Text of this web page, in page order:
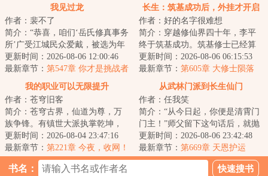
我见过龙
作者：裴不了
简介：“恭喜，咱们‘岳氏修真事务
所’广受江城民众爱戴，被选为年
度最佳修真机构。岳大师能不能
给大家分...
更新时间：2026-08-06 12:00:46
最新章节： 第547章 你才是挑战者
【求月票！】
长生：筑基成功后，外挂才开启
作者：好的名字很难想
简介：穿越修仙界四十年，李平
终于筑基成功。筑基修士已经算
是修仙界的中层。李平深知以自
己的三灵根资质...
更新时间：2026-08-06 06:15:53
最新章节： 第605章 大修士陨落
我的职业可以无限提升
作者：苍穹旧客
简介：苍穹古界，仙道为尊，万
族争锋。有镇世大派执掌乾坤，
有无上圣地俯瞰诸天，还有神裔
世家世袭权柄，...
更新时间：2026-08-04 23:47:16
最新章节： 第221章 今夜，收网！
从武林门派到长生仙门
作者：任我笑
简介：“从今日起，你便是清霄门
门主！”师父留下这句话后，就抛
弃李清秋与师弟、师妹们下山，
独自寻仙去...
更新时间：2026-08-06 23:42:48
最新章节： 第669章 天恩护运
书名：